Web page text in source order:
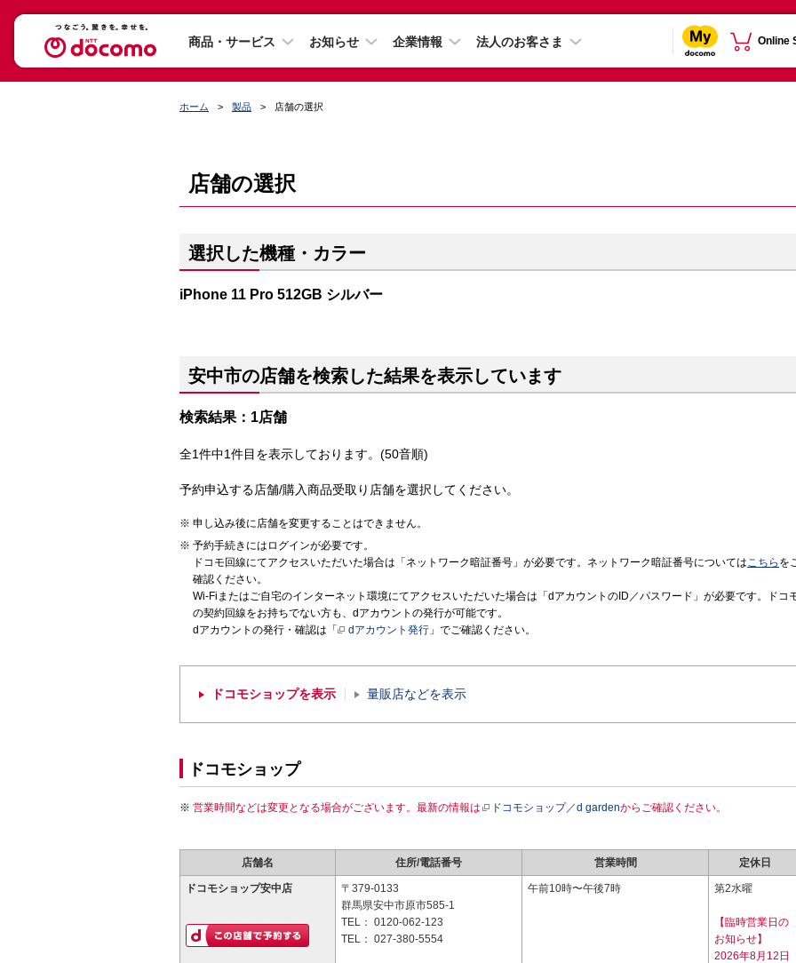
商品・サービス お知らせ 企業情報 法人のお客さま Online
ホーム 製品 店舗の選択
店舗の選択
選択した機種・カラー
iPhone 11 Pro 512GB シルバー
安中市の店舗を検索した結果を表示しています
検索結果：1店舗
全1件中1件目を表示しております。(50音順)
予約申込する店舗/購入商品受取り店舗を選択してください。
申し込み後に店舗を変更することはできません。
予約手続きにはログインが必要です。
ドコモ回線にてアクセスいただいた場合は「ネットワーク暗証番号」が必要です。ネットワーク暗証番号についてはこちら を
確認ください。
Wi-Fiまたはご自宅のインターネット環境にてアクセスいただいた場合は「dアカウントのID／パスワード」が必要です。ドコ
の契約回線をお持ちでない方も、dアカウントの発行が可能です。
dアカウントの発行・確認は「
dアカウント発行 」でご確認ください。
ドコモショップを表示 量販店などを表示
ドコモショップ
営業時間などは変更となる場合がございます。最新の情報は ドコモショップ／d gardenからご確認ください。
店舗名 住所/電話番号 営業時間 定休日
ドコモショップ安中店
〒379-0133
群馬県安中市原市585-1
TEL： 0120-062-123
TEL： 027-380-5554
午前10時〜午後7時 第2水曜
【臨時営業日の
お知らせ】
2026年8月12日